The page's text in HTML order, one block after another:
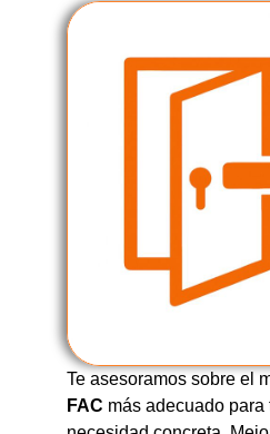
Te asesoramos sobre el
FAC más adecuado para